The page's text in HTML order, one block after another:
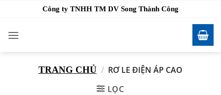
nội
dung
Công ty TNHH TM DV Song Thành Công
TRANG CHỦ / RƠ LE ĐIỆN ÁP CAO
LỌC